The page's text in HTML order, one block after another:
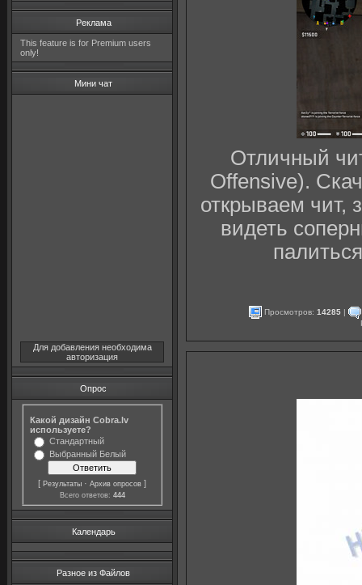
Реклама
This feature is for Premium users
only!
Мини чат
Для добавления необходима
авторизация
Опрос
Какой дизайн Cobra.lv
используете?
Стандартный
Выбранный Белый
[ Результаты · Архив опросов ]
Всего ответов: 444
Календарь
Разное из Файлов
Отличный
Offensive).
открываем чит,
видеть
Просмотров: 14285|